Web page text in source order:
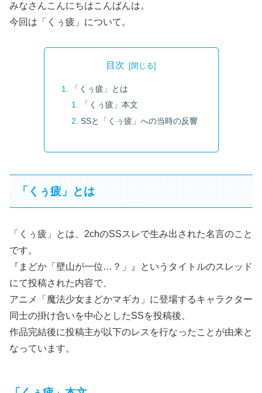
みなさんこんにちはこんばんは。
今回は「くぅ疲」について。
目次
「くぅ疲」とは
「くぅ疲」本文
SSと「くぅ疲」への当時の反響
「くぅ疲」とは
「くぅ疲」とは、2chのSSスレで生み出された名言のこと
です。
『まどか「壁山が一位…？」』というタイトルのスレッド
にて投稿された内容で、
アニメ「魔法少女まどかマギカ」に登場するキャラクター
同士の掛け合いを中心としたSSを投稿後、
作品完結後に投稿主が以下のレスを行なったことが由来と
なっています。